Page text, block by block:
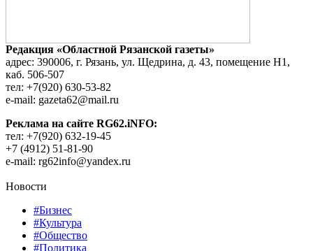
Редакция «Областной Рязанской газеты»
адрес: 390006, г. Рязань, ул. Щедрина, д. 43, помещение Н1,
каб. 506-507
тел: +7(920) 630-53-82
e-mail: gazeta62@mail.ru
Реклама на сайте RG62.iNFO:
тел: +7(920) 632-19-45
+7 (4912) 51-81-90
e-mail: rg62info@yandex.ru
Новости
#Бизнес
#Культура
#Общество
#Политика